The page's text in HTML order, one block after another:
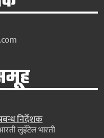
निर्देशक
लुइँटेल भारती